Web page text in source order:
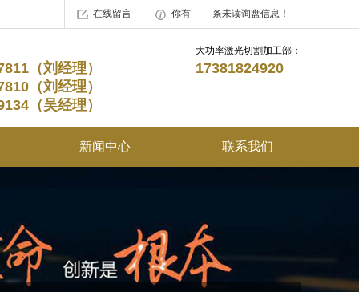
你有 条未读询盘信息！
在线留言
（刘经理）
（刘经理）
（吴经理）
大功率激光切割加工部：
17381824920
新闻中心 联系我们